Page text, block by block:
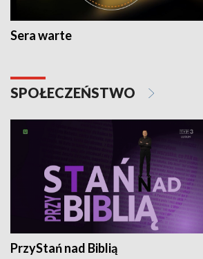
Sera warte
SPOŁECZEŃSTWO
PrzyStań nad Biblią